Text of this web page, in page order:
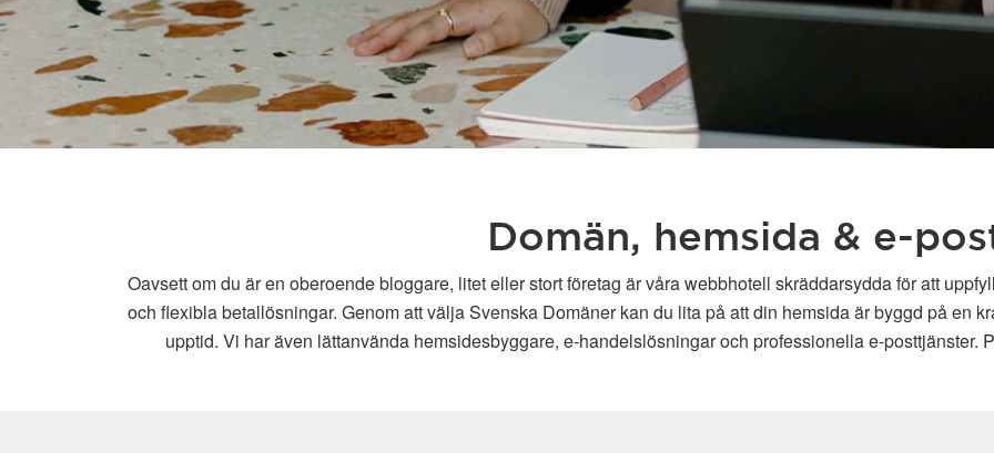
Domän, hemsida & e-
Oavsett om du är en oberoende bloggare, litet eller stort företag är våra webbhotell skräddarsydda för att
och flexibla betallösningar. Genom att välja Svenska Domäner kan du lita på att din hemsida är byggd på en
upptid. Vi har även lättanvända hemsidesbyggare, e-handelslösningar och professionella e-posttjänster.